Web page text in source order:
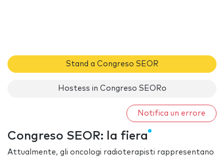
Stand a Congreso SEOR
Hostess in Congreso SEORo
Notifica un errore
Congreso SEOR: la fiera
Attualmente, gli oncologi radioterapisti rappresentano